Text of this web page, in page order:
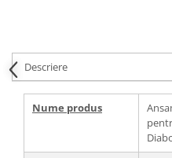
Descriere
Nume produs